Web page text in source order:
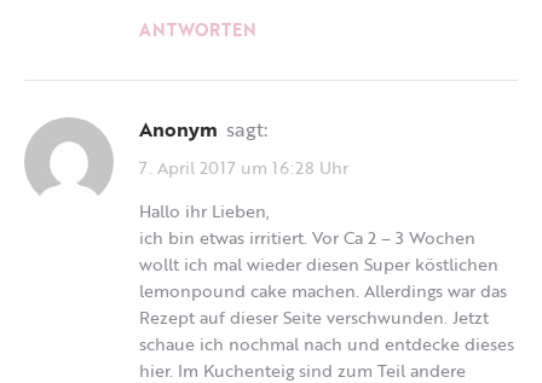
ANTWORTEN
Anonym sagt:
7. April 2017 um 16:28 Uhr
Hallo ihr Lieben,
ich bin etwas irritiert. Vor Ca 2 – 3 Wochen
wollt ich mal wieder diesen Super köstlichen
lemonpound cake machen. Allerdings war das
Rezept auf dieser Seite verschwunden. Jetzt
schaue ich nochmal nach und entdecke dieses
hier. Im Kuchenteig sind zum Teil andere